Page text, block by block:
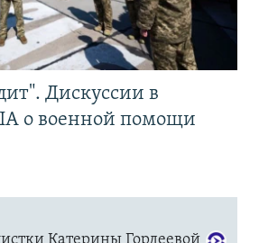
Дискуссии в
о военной помощи